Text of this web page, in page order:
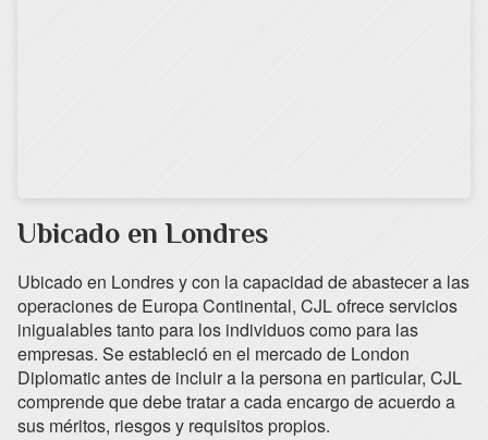
Ubicado en Londres
Ubicado en Londres y con la capacidad de abastecer a las
operaciones de Europa Continental, CJL ofrece servicios
inigualables tanto para los individuos como para las
empresas. Se estableció en el mercado de London
Diplomatic antes de incluir a la persona en particular, CJL
comprende que debe tratar a cada encargo de acuerdo a
sus méritos, riesgos y requisitos propios.